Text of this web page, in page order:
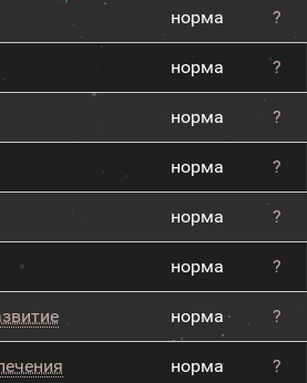
норма ?
норма ?
норма ?
норма ?
норма ?
норма ?
норма ?
норма ?